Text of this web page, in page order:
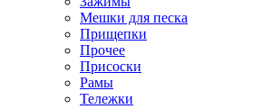
Мешки для песка
Прищепки
Прочее
Присоски
Рамы
Тележки